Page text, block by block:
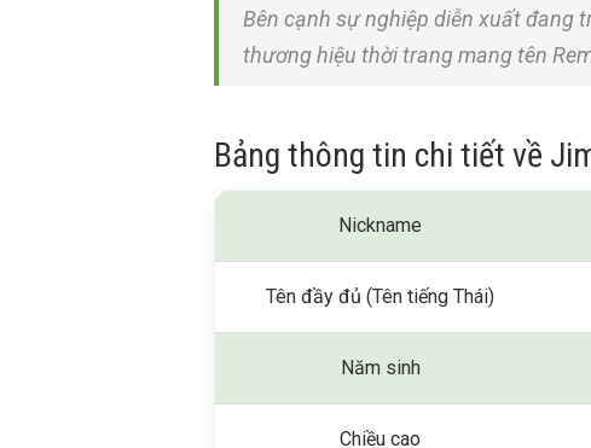
Bên cạnh sự nghiệp diễn xuất đang
thương hiệu thời trang mang tên
Bảng thông tin chi tiết về
Nickname
Tên đầy đủ (Tên tiếng Thái)
Năm sinh
Chiều cao